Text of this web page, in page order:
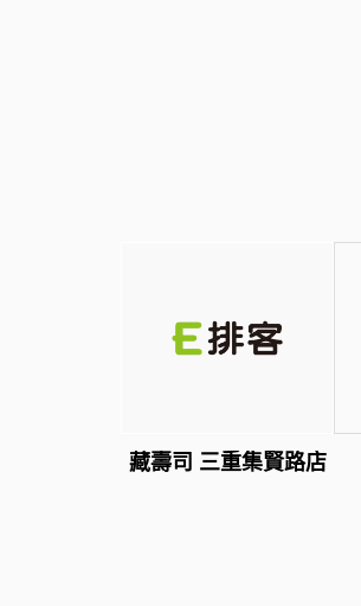
藏壽司 三重集賢路店